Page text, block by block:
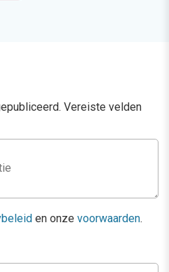
Vereiste velden
en onze voorwaarden.